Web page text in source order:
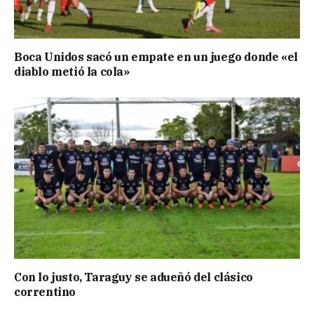
Boca Unidos sacó un empate en un juego donde «el
diablo metió la cola»
Con lo justo, Taraguy se adueñó del clásico
correntino